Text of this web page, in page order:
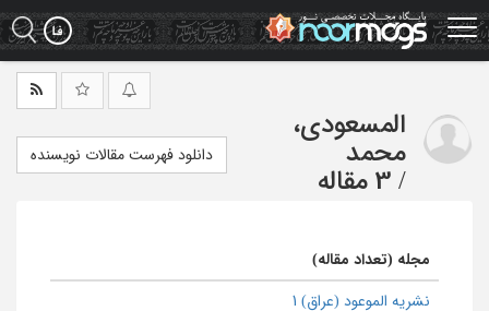
Skip
to
main
المسعودی،
محمد
/ 3 مقاله
دانلود فهرست مقالات نویسنده
مجله (تعداد مقاله)
نشریه الموعود (عراق) 1